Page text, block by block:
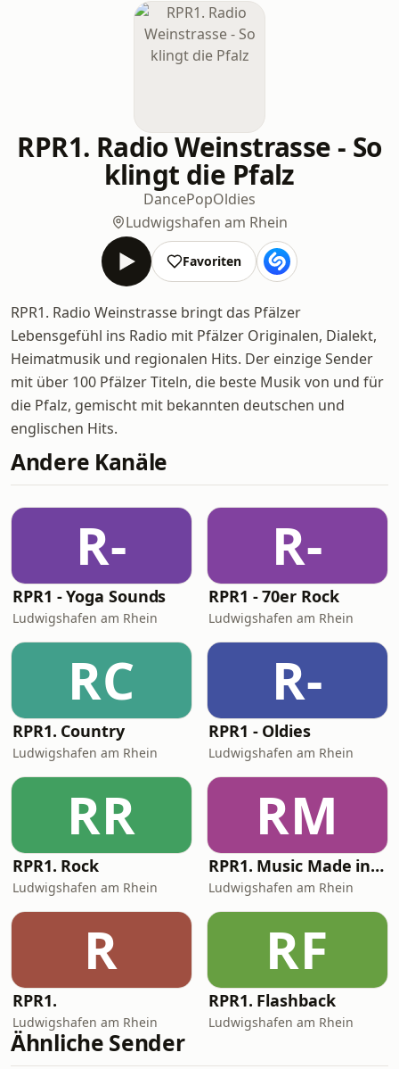
RPR1. Radio Weinstrasse - So
klingt die Pfalz
DancePopOldies
Ludwigshafen am Rhein
Favoriten
RPR1. Radio Weinstrasse bringt das Pfälzer
Lebensgefühl ins Radio mit Pfälzer Originalen, Dialekt,
Heimatmusik und regionalen Hits. Der einzige Sender
mit über 100 Pfälzer Titeln, die beste Musik von und für
die Pfalz, gemischt mit bekannten deutschen und
englischen Hits.
Andere Kanäle
R-
RPR1 - Yoga Sounds
Ludwigshafen am Rhein
R-
RPR1 - 70er Rock
Ludwigshafen am Rhein
RC
RPR1. Country
Ludwigshafen am Rhein
R-
RPR1 - Oldies
Ludwigshafen am Rhein
RR
RPR1. Rock
Ludwigshafen am Rhein
RM
RPR1. Music Made in Germany
Ludwigshafen am Rhein
R
RPR1.
Ludwigshafen am Rhein
RF
RPR1. Flashback
Ludwigshafen am Rhein
Ähnliche Sender